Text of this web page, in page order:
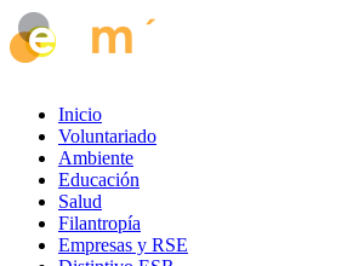
Inicio
Voluntariado
Ambiente
Educación
Salud
Filantropía
Empresas y RSE